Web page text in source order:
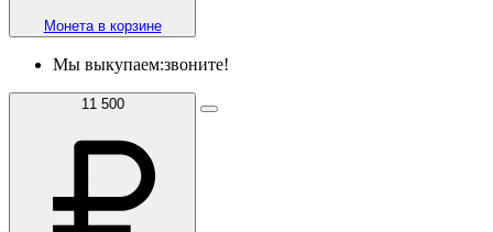
Монета в корзине
Мы выкупаем:звоните!
11 500